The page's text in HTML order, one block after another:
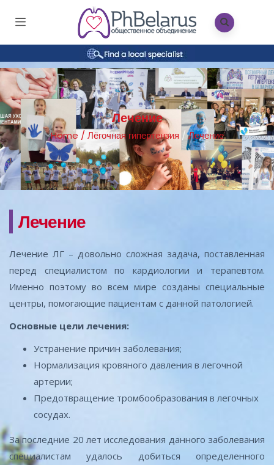
Лечение
Home / Лёгочная гипертензия/Лечение
Лечение
Лечение ЛГ – довольно сложная задача, поставленная
перед специалистом по кардиологии и терапевтом.
Именно поэтому во всем мире созданы специальные
центры, помогающие пациентам с данной патологией.
Основные цели лечения:
Устранение причин заболевания;
Нормализация кровяного давления в легочной
артерии;
Предотвращение тромбообразования в легочных
сосудах.
За последние 20 лет исследования данного заболевания
специалистам удалось добиться определенного